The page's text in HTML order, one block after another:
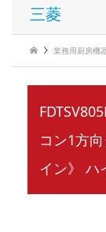
三菱
業務用厨房機
コン1方
イン》 ハ